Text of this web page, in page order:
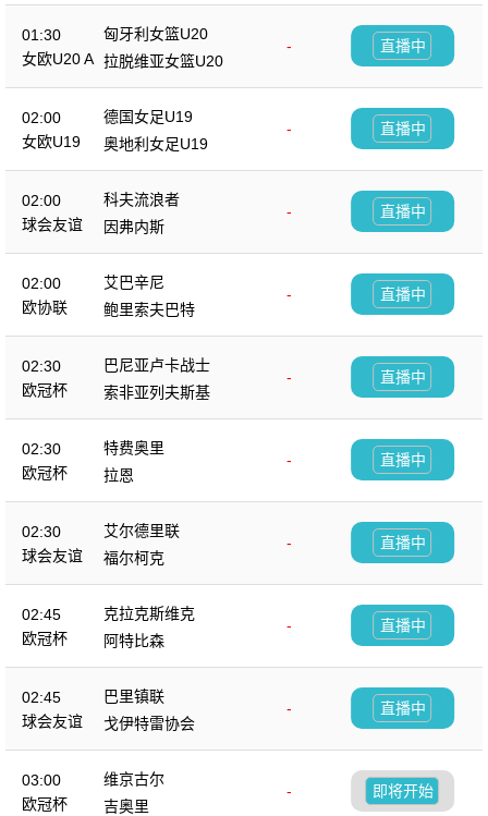
01:30
女欧U20 A
匈牙利女篮U20
-
拉脱维亚女篮U20
直播中
02:00
女欧U19
德国女足U19
-
奥地利女足U19
直播中
02:00
球会友谊
科夫流浪者
-
因弗内斯
直播中
02:00
欧协联
艾巴辛尼
-
鲍里索夫巴特
直播中
02:30
欧冠杯
巴尼亚卢卡战士
-
索非亚列夫斯基
直播中
02:30
欧冠杯
特费奥里
-
拉恩
直播中
02:30
球会友谊
艾尔德里联
-
福尔柯克
直播中
02:45
欧冠杯
克拉克斯维克
-
阿特比森
直播中
02:45
球会友谊
巴里镇联
-
戈伊特雷协会
直播中
03:00
欧冠杯
维京古尔
-
吉奥里
即将开始